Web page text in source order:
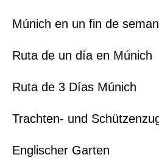
Múnich en un fin de
Ruta de un día en Múnich
Ruta de 3 Días Múnich
Trachten- und
Englischer Garten